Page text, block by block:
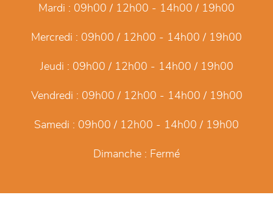
Mardi : 09h00 / 12h00 - 14h00 / 19h00
Mercredi : 09h00 / 12h00 - 14h00 / 19h00
Jeudi : 09h00 / 12h00 - 14h00 / 19h00
Vendredi : 09h00 / 12h00 - 14h00 / 19h00
Samedi : 09h00 / 12h00 - 14h00 / 19h00
Dimanche : Fermé